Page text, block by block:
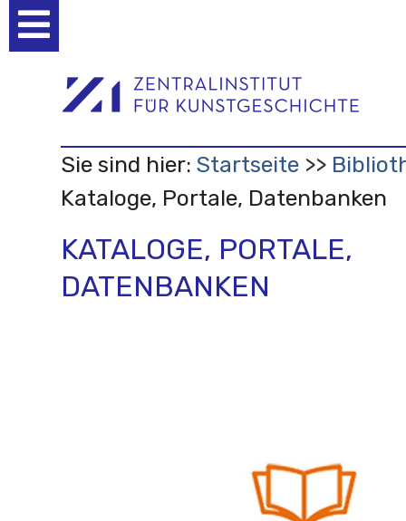
Werkzeuge
Sie sind hier: Startseite
Kataloge, Portale, Datenbanken
KATALOGE, PORTALE,
DATENBANKEN